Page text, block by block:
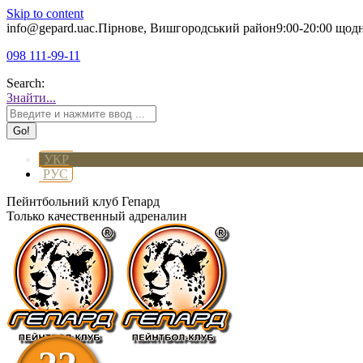
Skip to content
info@gepard.uaс.Пірнове, Вишгородський район9:00-20:00
098 111-99-11
Search:
Знайти...
УКР
РУС
Пейнтбольний клуб Гепард
Только качественный адреналин